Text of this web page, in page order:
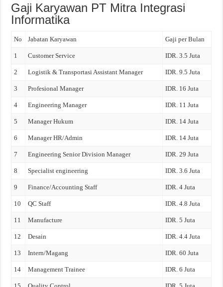
Gaji Karyawan PT Mitra Integrasi
Informatika
No Jabatan Karyawan Gaji per Bulan
1 Customer Service IDR. 3.5 Juta
2 Logistik & Transportasi Assistant Manager IDR. 9.5 Juta
3 Profesional Manager IDR. 16 Juta
4 Engineering Manager IDR. 11 Juta
5 Manager Hukum IDR. 14 Juta
6 Manager HR/Admin IDR. 14 Juta
7 Engineering Senior Division Manager IDR. 29 Juta
8 Specialist engineering IDR. 3.6 Juta
9 Finance/Accounting Staff IDR. 4 Juta
10 QC Staff IDR. 4.8 Juta
11 Manufacture IDR. 5 Juta
12 Desain IDR. 4.4 Juta
13 Intern/Magang IDR. 60 Juta
14 Management Trainee IDR. 6 Juta